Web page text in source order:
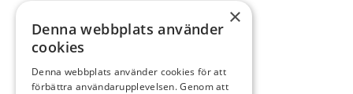
×
Denna webbplats använder
cookies
Denna webbplats använder cookies för att
förbättra användarupplevelsen. Genom att